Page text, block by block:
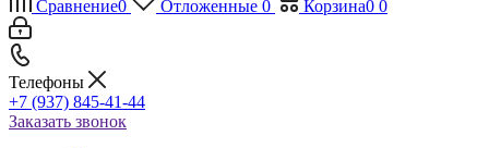
Сравнение0 Отложенные 0 Корзина0 0
Телефоны
+7 (937) 845-41-44
Заказать звонок